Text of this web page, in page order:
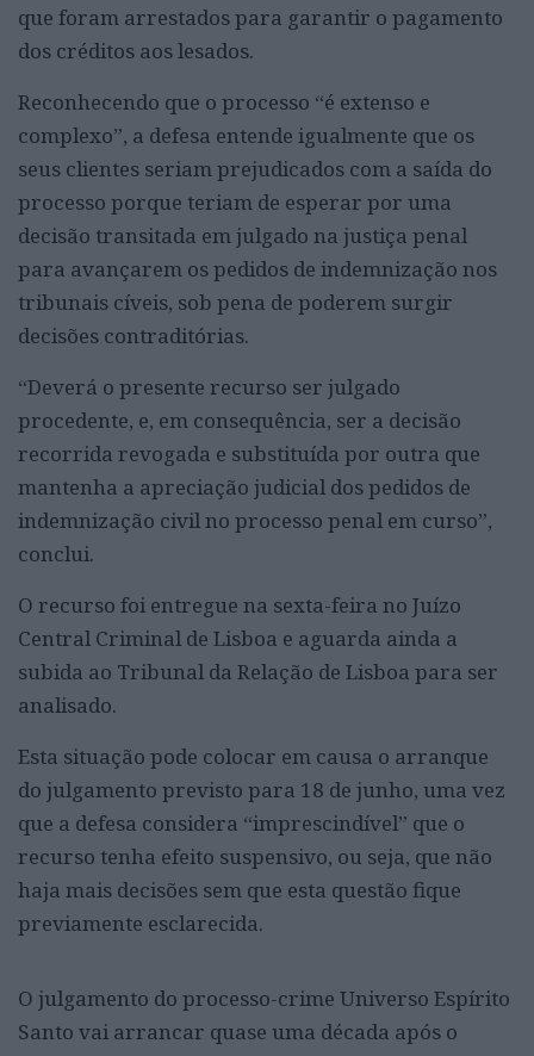
que foram arrestados para garantir o pagamento
dos créditos aos lesados.
Reconhecendo que o processo “é extenso e
complexo”, a defesa entende igualmente que os
seus clientes seriam prejudicados com a saída do
processo porque teriam de esperar por uma
decisão transitada em julgado na justiça penal
para avançarem os pedidos de indemnização nos
tribunais cíveis, sob pena de poderem surgir
decisões contraditórias.
“Deverá o presente recurso ser julgado
procedente, e, em consequência, ser a decisão
recorrida revogada e substituída por outra que
mantenha a apreciação judicial dos pedidos de
indemnização civil no processo penal em curso”,
conclui.
O recurso foi entregue na sexta-feira no Juízo
Central Criminal de Lisboa e aguarda ainda a
subida ao Tribunal da Relação de Lisboa para ser
analisado.
Esta situação pode colocar em causa o arranque
do julgamento previsto para 18 de junho, uma vez
que a defesa considera “imprescindível” que o
recurso tenha efeito suspensivo, ou seja, que não
haja mais decisões sem que esta questão fique
previamente esclarecida.
O julgamento do processo-crime Universo Espírito
Santo vai arrancar quase uma década após o